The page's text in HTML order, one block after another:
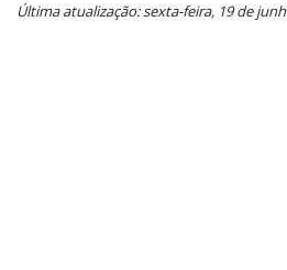
Última atualização: sexta-feira, 19 de